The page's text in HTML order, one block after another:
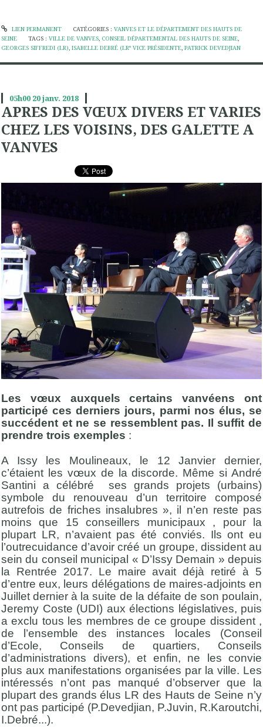
LIEN PERMANENT CATÉGORIES : VANVES ET LE DÉPARTEMENT DES HAUTS DE
SEINE
TAGS :VILLE DE VANVES, CONSEIL DÉPARTEMENTAL DES HAUTS DE SEINE,
GEORGES SIFFREDI (LR), ISABELLE DEBRÉ (LR° VICE PRÉSIDENTE, PATRICK DEVEDJIAN
05h00 20janv. 2018
APRES DES VŒUX DIVERS ET VARIES
CHEZ LES VOISINS, DES GALETTE A
VANVES
Les vœux auxquels certains vanvéens ont
participé ces derniers jours, parmi nos élus, se
succédent et ne se ressemblent pas. Il suffit de
prendre trois exemples :
A Issy les Moulineaux, le 12 Janvier dernier,
c’étaient les vœux de la discorde. Même si André
Santini a célébré ses grands projets (urbains)
symbole du renouveau d’un territoire composé
autrefois de friches insalubres », il n’en reste pas
moins que 15 conseillers municipaux , pour la
plupart LR, n’avaient pas été conviés. Ils ont eu
l’outrecuidance d’avoir créé un groupe, dissident au
sein du conseil municipal « D’Issy Demain » depuis
la Rentrée 2017. Le maire avait déjà retiré à 5
d’entre eux, leurs délégations de maires-adjoints en
Juillet dernier à la suite de la défaite de son poulain,
Jeremy Coste (UDI) aux élections législatives, puis
a exclu tous les membres de ce groupe dissident ,
de l’ensemble des instances locales (Conseil
d’Ecole, Conseils de quartiers, Conseils
d’administrations divers), et enfin, ne les convie
plus aux manifestations organisées par la ville. Les
intéressés n’ont pas manqué d’observer que la
plupart des grands élus LR des Hauts de Seine n’y
ont pas participé (P.Devedjian, P.Juvin, R.Karoutchi,
I.Debré...).